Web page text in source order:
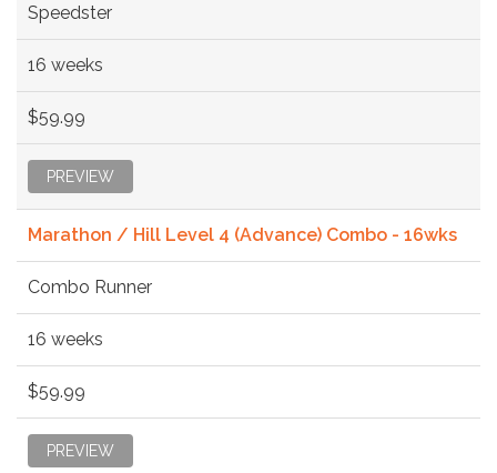
Speedster
16 weeks
$59.99
PREVIEW
Marathon / Hill Level 4 (Advance) Combo - 16wks
Combo Runner
16 weeks
$59.99
PREVIEW